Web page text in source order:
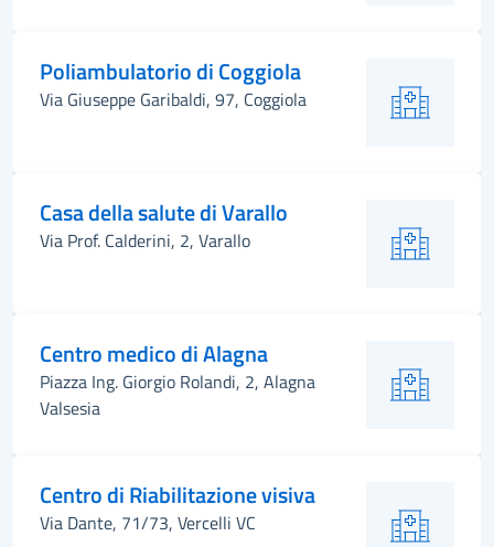
Poliambulatorio di Coggiola
Via Giuseppe Garibaldi, 97, Coggiola
Casa della salute di Varallo
Via Prof. Calderini, 2, Varallo
Centro medico di Alagna
Piazza Ing. Giorgio Rolandi, 2, Alagna
Valsesia
Centro di Riabilitazione visiva
Via Dante, 71/73, Vercelli VC